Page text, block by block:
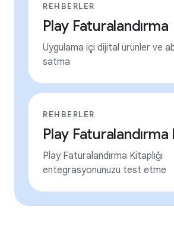
REHBERLER
Play Faturalandırma
Uygulama içi dijital ürünler ve
satma
REHBERLER
Play Faturalandırma
Play Faturalandırma Kitaplığı
entegrasyonunuzu test etme